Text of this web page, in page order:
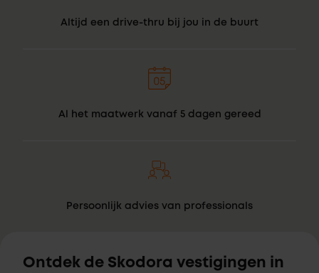
Altijd een drive-thru bij jou in de buurt
Al het maatwerk vanaf 5 dagen gereed
Persoonlijk advies van professionals
Ontdek de Skodora vestigingen in